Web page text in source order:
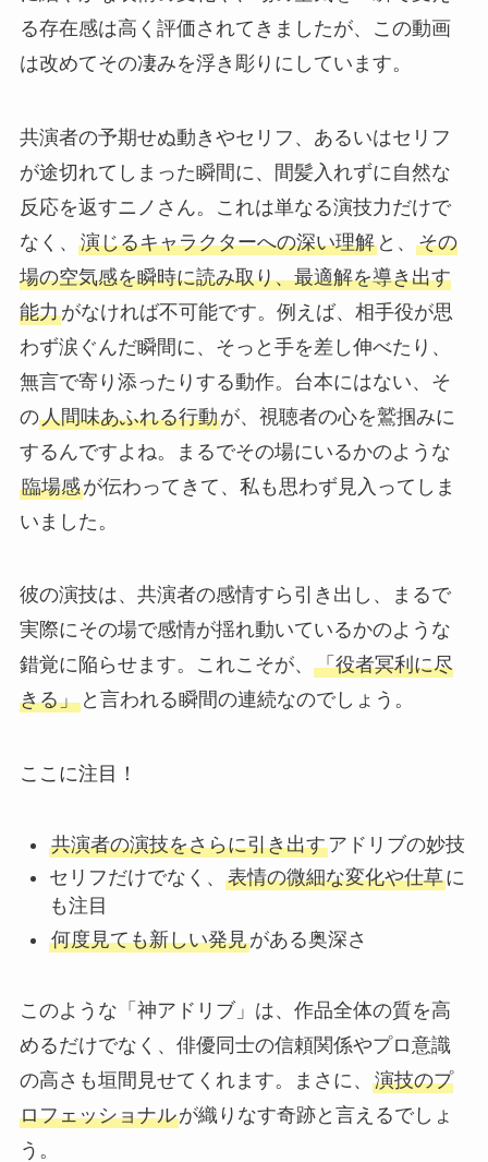
る存在感は高く評価されてきましたが、この動画
は改めてその凄みを浮き彫りにしています。
共演者の予期せぬ動きやセリフ、あるいはセリフ
が途切れてしまった瞬間に、間髪入れずに自然な
反応を返すニノさん。これは単なる演技力だけで
なく、 演じるキャラクターへの深い理解と、 その
場の空気感を瞬時に読み取り、最適解を導き出す
能力がなければ不可能です。例えば、相手役が思
わず涙ぐんだ瞬間に、そっと手を差し伸べたり、
無言で寄り添ったりする動作。台本にはない、そ
の人間味あふれる行動が、視聴者の心を鷲掴みに
するんですよね。まるでその場にいるかのような
臨場感が伝わってきて、私も思わず見入ってしま
いました。
彼の演技は、共演者の感情すら引き出し、まるで
実際にその場で感情が揺れ動いているかのような
錯覚に陥らせます。これこそが、 「役者冥利に尽
きる」と言われる瞬間の連続なのでしょう。
ここに注目！
共演者の演技をさらに引き出すアドリブの妙技
セリフだけでなく、 表情の微細な変化や仕草に
も注目
何度見ても新しい発見がある奥深さ
このような「神アドリブ」は、作品全体の質を高
めるだけでなく、俳優同士の信頼関係やプロ意識
の高さも垣間見せてくれます。まさに、 演技のプ
ロフェッショナルが織りなす奇跡と言えるでしょ
う。